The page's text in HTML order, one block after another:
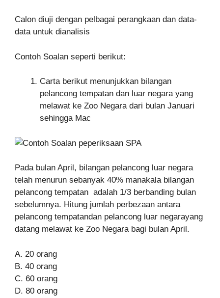
Calon diuji dengan pelbagai perangkaan dan data-
data untuk dianalisis
Contoh Soalan seperti berikut:
Carta berikut menunjukkan bilangan
pelancong tempatan dan luar negara yang
melawat ke Zoo Negara dari bulan Januari
sehingga Mac
Pada bulan April, bilangan pelancong luar negara
telah menurun sebanyak 40% manakala bilangan
pelancong tempatan adalah 1/3 berbanding bulan
sebelumnya. Hitung jumlah perbezaan antara
pelancong tempatandan pelancong luar negarayang
datang melawat ke Zoo Negara bagi bulan April.
A. 20 orang
B. 40 orang
C. 60 orang
D. 80 orang